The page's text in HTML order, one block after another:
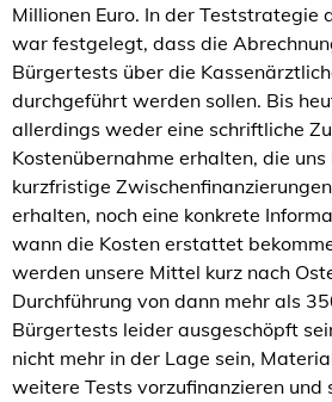
Millionen Euro. In der Teststrategie
war festgelegt, dass die
Bürgertests über die
durchgeführt werden sollen. Bis
allerdings weder eine schriftliche
Kostenübernahme erhalten, die
kurzfristige
erhalten, noch eine konkrete
wann die Kosten erstattet
werden unsere Mittel kurz nach
Durchführung von dann mehr als
Bürgertests leider ausgeschöpft
nicht mehr in der Lage sein,
weitere Tests vorzufinanzieren und